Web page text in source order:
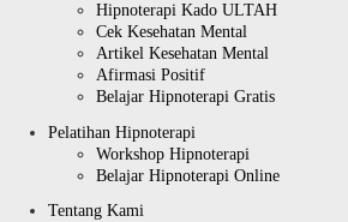
Hipnoterapi Kado ULTAH
Cek Kesehatan Mental
Artikel Kesehatan Mental
Afirmasi Positif
Belajar Hipnoterapi Gratis
Pelatihan Hipnoterapi
Workshop Hipnoterapi
Belajar Hipnoterapi Online
Tentang Kami